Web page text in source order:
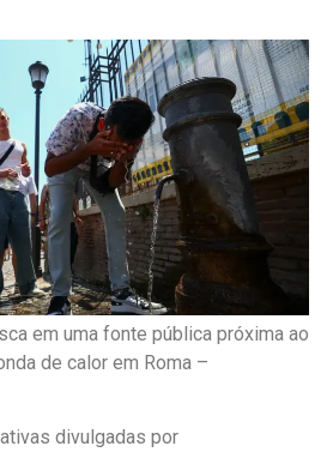
em uma fonte pública próxima ao
de calor em Roma –
divulgadas por